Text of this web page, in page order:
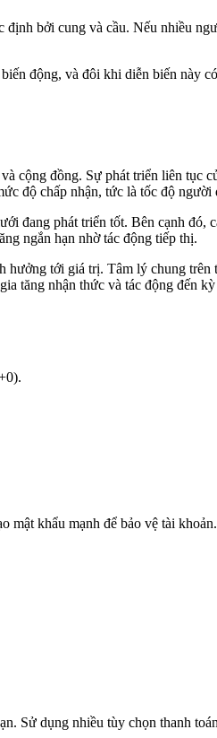
bởi cung và cầu. Nếu nhiều
động, và đôi khi diễn biến này
cộng đồng. Sự phát triển liên tục
độ chấp nhận, tức là tốc độ
đang phát triển tốt. Bên cạnh đó,
ngắn hạn nhờ tác động tiếp thị.
tới giá trị. Tâm lý chung
tăng nhận thức và tác động
mật khẩu mạnh để bảo vệ tài khoản.
Sử dụng nhiều tùy chọn thanh